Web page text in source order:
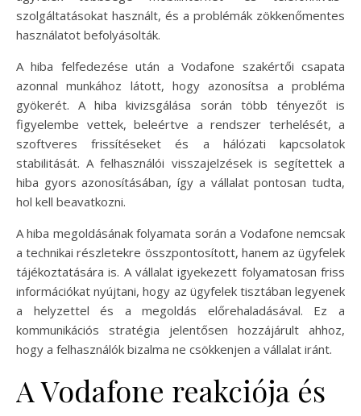
szolgáltatásokat használt, és a problémák zökkenőmentes
használatot befolyásolták.
A hiba felfedezése után a Vodafone szakértői csapata
azonnal munkához látott, hogy azonosítsa a probléma
gyökerét. A hiba kivizsgálása során több tényezőt is
figyelembe vettek, beleértve a rendszer terhelését, a
szoftveres frissítéseket és a hálózati kapcsolatok
stabilitását. A felhasználói visszajelzések is segítettek a
hiba gyors azonosításában, így a vállalat pontosan tudta,
hol kell beavatkozni.
A hiba megoldásának folyamata során a Vodafone nemcsak
a technikai részletekre összpontosított, hanem az ügyfelek
tájékoztatására is. A vállalat igyekezett folyamatosan friss
információkat nyújtani, hogy az ügyfelek tisztában legyenek
a helyzettel és a megoldás előrehaladásával. Ez a
kommunikációs stratégia jelentősen hozzájárult ahhoz,
hogy a felhasználók bizalma ne csökkenjen a vállalat iránt.
A Vodafone reakciója és